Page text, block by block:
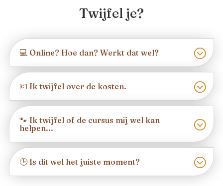
Twijfel je?
💻 Online? Hoe dan? Werkt dat wel?
💶 Ik twijfel over de kosten.
🐾 Ik twijfel of de cursus mij wel kan
helpen...
🕒 Is dit wel het juiste moment?